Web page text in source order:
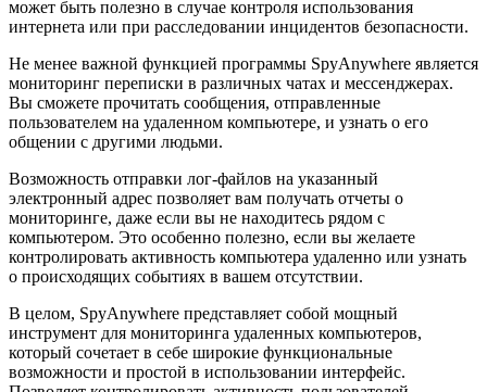
может быть полезно в случае контроля использования
интернета или при расследовании инцидентов безопасности.
Не менее важной функцией программы SpyAnywhere является
мониторинг переписки в различных чатах и мессенджерах.
Вы сможете прочитать сообщения, отправленные
пользователем на удаленном компьютере, и узнать о его
общении с другими людьми.
Возможность отправки лог-файлов на указанный
электронный адрес позволяет вам получать отчеты о
мониторинге, даже если вы не находитесь рядом с
компьютером. Это особенно полезно, если вы желаете
контролировать активность компьютера удаленно или узнать
о происходящих событиях в вашем отсутствии.
В целом, SpyAnywhere представляет собой мощный
инструмент для мониторинга удаленных компьютеров,
который сочетает в себе широкие функциональные
возможности и простой в использовании интерфейс.